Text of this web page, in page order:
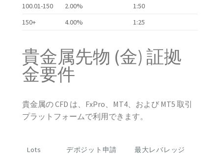
100.01-150 2.00%
1:50
150+
4.00% 1:25
貴金属先物 (金) 証拠
金要件
貴金属の CFD は、FxPro、MT4、および MT5 取引
プラットフォームで利用できます。
Lots デポジット申請 最大レバレッジ